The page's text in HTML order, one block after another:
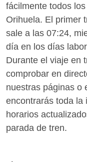
fácilmente todos
Orihuela. El primer
sale a las 07:24,
día en los días
Durante el viaje en
comprobar en
nuestras páginas o
encontrarás toda la
horarios
parada de tren.